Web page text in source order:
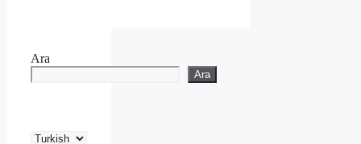
Ara
Ara